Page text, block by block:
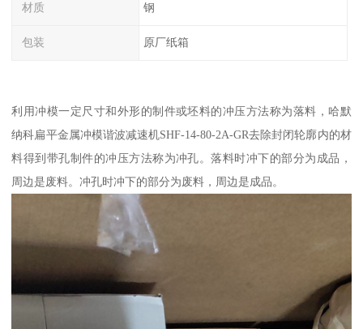
材质 钢
包装 原厂纸箱
利用冲模一定尺寸和外形的制件或坯料的冲压方法称为落料，哈默
纳科扁平金属冲模谐波减速机SHF-14-80-2A-GR去除封闭轮廓内的材
料得到带孔制件的冲压方法称为冲孔。落料时冲下的部分为成品，
周边是废料。冲孔时冲下的部分为废料，周边是成品。